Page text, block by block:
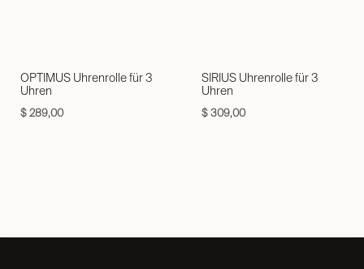
OPTIMUS Uhrenrolle für 3
Uhren
$289,00
SIRIUS Uhrenrolle für 3
Uhren
$309,00